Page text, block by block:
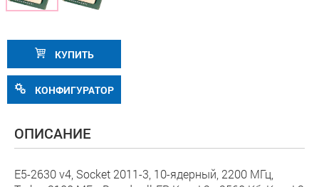
КУПИТЬ
КОНФИГУРАТОР
ОПИСАНИЕ
E5-2630 v4, Socket 2011-3, 10-ядерный, 2200 МГц,